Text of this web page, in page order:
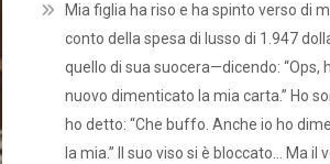
Mia figlia ha riso e ha spinto verso di
conto della spesa di lusso di 1.947
quello di sua suocera—dicendo: “Ops,
nuovo dimenticato la mia carta.” Ho
ho detto: “Che buffo. Anche io ho
la mia.” Il suo viso si è bloccato… Ma il